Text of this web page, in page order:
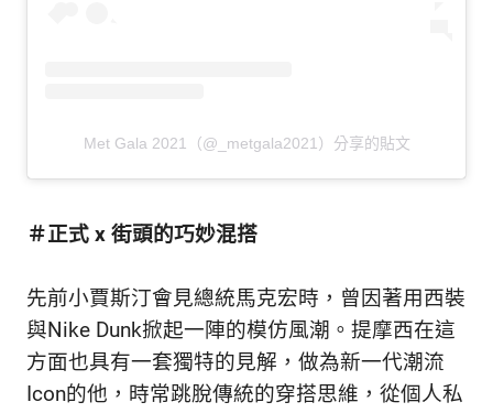
Met Gala 2021（@_metgala2021）分享的貼文
＃正式 x 街頭的巧妙混搭
先前小賈斯汀會見總統馬克宏時，曾因著用西裝
與Nike Dunk掀起一陣的模仿風潮。提摩西在這
方面也具有一套獨特的見解，做為新一代潮流
Icon的他，時常跳脫傳統的穿搭思維，從個人私